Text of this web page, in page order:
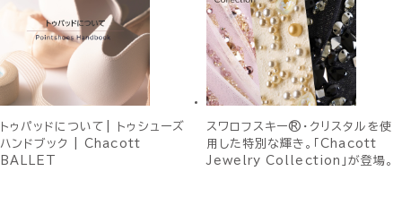
トゥパッドについて| トゥシューズ
ハンドブック | Chacott
BALLET
スワロフスキー®・クリスタルを使
用した特別な輝き。「Chacott
Jewelry Collection」が登場。